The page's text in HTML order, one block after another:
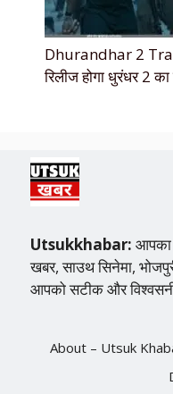
Dhurandhar 2
रिलीज होगा धुरंधर 2
Utsukkhabar: आपका
खबर, साउथ सिनेमा,
आपको सटीक और
About – Utsuk